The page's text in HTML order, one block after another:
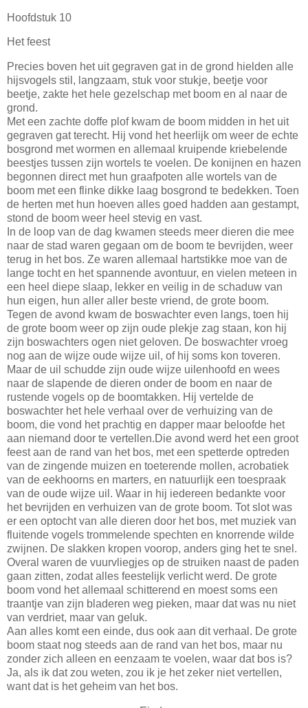
Hoofdstuk 10
Het feest
Precies boven het uit gegraven gat in de grond hielden alle
hijsvogels stil, langzaam, stuk voor stukje, beetje voor
beetje, zakte het hele gezelschap met boom en al naar de
grond.
Met een zachte doffe plof kwam de boom midden in het uit
gegraven gat terecht. Hij vond het heerlijk om weer de echte
bosgrond met wormen en allemaal kruipende kriebelende
beestjes tussen zijn wortels te voelen. De konijnen en hazen
begonnen direct met hun graafpoten alle wortels van de
boom met een flinke dikke laag bosgrond te bedekken. Toen
de herten met hun hoeven alles goed hadden aan gestampt,
stond de boom weer heel stevig en vast.
In de loop van de dag kwamen steeds meer dieren die mee
naar de stad waren gegaan om de boom te bevrijden, weer
terug in het bos. Ze waren allemaal hartstikke moe van de
lange tocht en het spannende avontuur, en vielen meteen in
een heel diepe slaap, lekker en veilig in de schaduw van
hun eigen, hun aller aller beste vriend, de grote boom.
Tegen de avond kwam de boswachter even langs, toen hij
de grote boom weer op zijn oude plekje zag staan, kon hij
zijn boswachters ogen niet geloven. De boswachter vroeg
nog aan de wijze oude wijze uil, of hij soms kon toveren.
Maar de uil schudde zijn oude wijze uilenhoofd en wees
naar de slapende de dieren onder de boom en naar de
rustende vogels op de boomtakken. Hij vertelde de
boswachter het hele verhaal over de verhuizing van de
boom, die vond het prachtig en dapper maar beloofde het
aan niemand door te vertellen.Die avond werd het een groot
feest aan de rand van het bos, met een spetterde optreden
van de zingende muizen en toeterende mollen, acrobatiek
van de eekhoorns en marters, en natuurlijk een toespraak
van de oude wijze uil. Waar in hij iedereen bedankte voor
het bevrijden en verhuizen van de grote boom. Tot slot was
er een optocht van alle dieren door het bos, met muziek van
fluitende vogels trommelende spechten en knorrende wilde
zwijnen. De slakken kropen voorop, anders ging het te snel.
Overal waren de vuurvliegjes op de struiken naast de paden
gaan zitten, zodat alles feestelijk verlicht werd. De grote
boom vond het allemaal schitterend en moest soms een
traantje van zijn bladeren weg pieken, maar dat was nu niet
van verdriet, maar van geluk.
Aan alles komt een einde, dus ook aan dit verhaal. De grote
boom staat nog steeds aan de rand van het bos, maar nu
zonder zich alleen en eenzaam te voelen, waar dat bos is?
Ja, als ik dat zou weten, zou ik je het zeker niet vertellen,
want dat is het geheim van het bos.